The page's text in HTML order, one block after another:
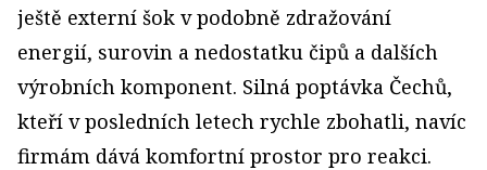
ještě externí šok v podobně zdražování
energií, surovin a nedostatku čipů a dalších
výrobních komponent. Silná poptávka Čechů,
kteří v posledních letech rychle zbohatli, navíc
firmám dává komfortní prostor pro reakci.